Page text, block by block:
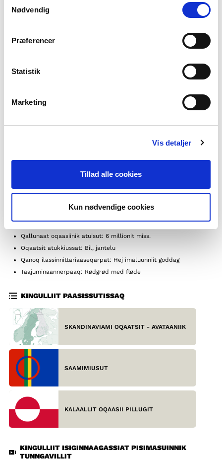
Nødvendig
Præferencer
Statistik
Marketing
Vis detaljer
Tillad alle cookies
Kun nødvendige cookies
Paasissutissaq
Nunat Avannarliit oqaaserisanik ilisimasat
1-3 tiimit
QALLUNAAT OQAASII
Qallunaat oqaasiinik atuisut: 6 millionit miss.
Oqaatsit atukkiussat: Bil, jantelu
Qanoq ilassinnittariaaseqarpat: Hej imaluunniit goddag
Taajuminaannerpaaq: Rødgrød med fløde
KINGULLIIT PAASISSUTISSAQ
SKANDINAVIAMI OQAATSIT - AVATAANIIK
SAAMIMIUSUT
KALAALLIT OQAASII PILLUGIT
KINGULLIIT ISIGINNAAGASSIAT PISIMASUINNIK
TUNNGAVILLIT